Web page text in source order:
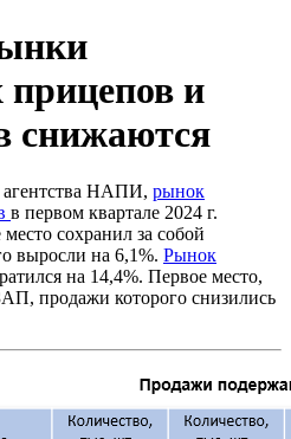
и
снижаются
НАПИ, рынок
в первом квартале 2024 г.
сохранил за собой
выросли на 6,1%. Рынок
на 14,4%. Первое место,
продажи которого снизились